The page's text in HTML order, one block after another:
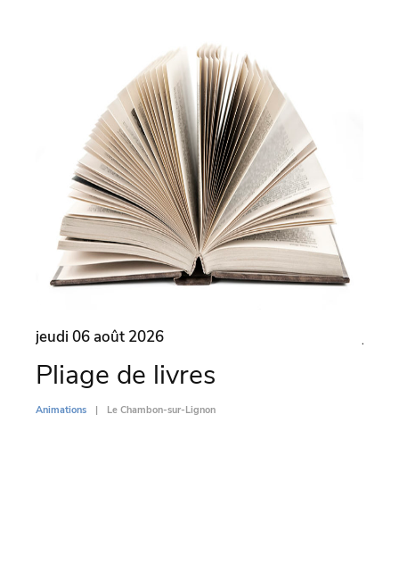
jeudi 06 août 2026
Pliage de livres
Animations Le Chambon-sur-Lignon